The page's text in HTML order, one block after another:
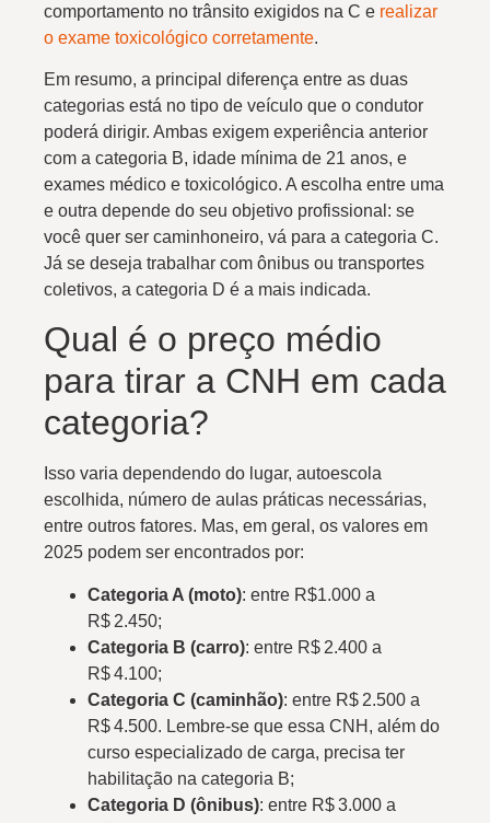
comportamento no trânsito exigidos na C e realizar
o exame toxicológico corretamente.
Em resumo, a principal diferença entre as duas
categorias está no tipo de veículo que o condutor
poderá dirigir. Ambas exigem experiência anterior
com a categoria B, idade mínima de 21 anos, e
exames médico e toxicológico. A escolha entre uma
e outra depende do seu objetivo profissional: se
você quer ser caminhoneiro, vá para a categoria C.
Já se deseja trabalhar com ônibus ou transportes
coletivos, a categoria D é a mais indicada.
Qual é o preço médio
para tirar a CNH em cada
categoria?
Isso varia dependendo do lugar, autoescola
escolhida, número de aulas práticas necessárias,
entre outros fatores. Mas, em geral, os valores em
2025 podem ser encontrados por:
Categoria A (moto): entre R$1.000 a
R$ 2.450;
Categoria B (carro): entre R$ 2.400 a
R$ 4.100;
Categoria C (caminhão): entre R$ 2.500 a
R$ 4.500. Lembre-se que essa CNH, além do
curso especializado de carga, precisa ter
habilitação na categoria B;
Categoria D (ônibus): entre R$ 3.000 a